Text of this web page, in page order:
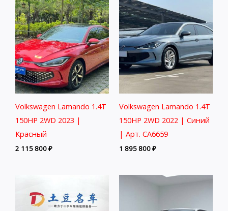
Volkswagen Lamando 1.4T
150HP 2WD 2023 |
Красный
2 115 800₽
Volkswagen Lamando 1.4T
150HP 2WD 2022 | Синий
| Арт. CA6659
1 895 800₽